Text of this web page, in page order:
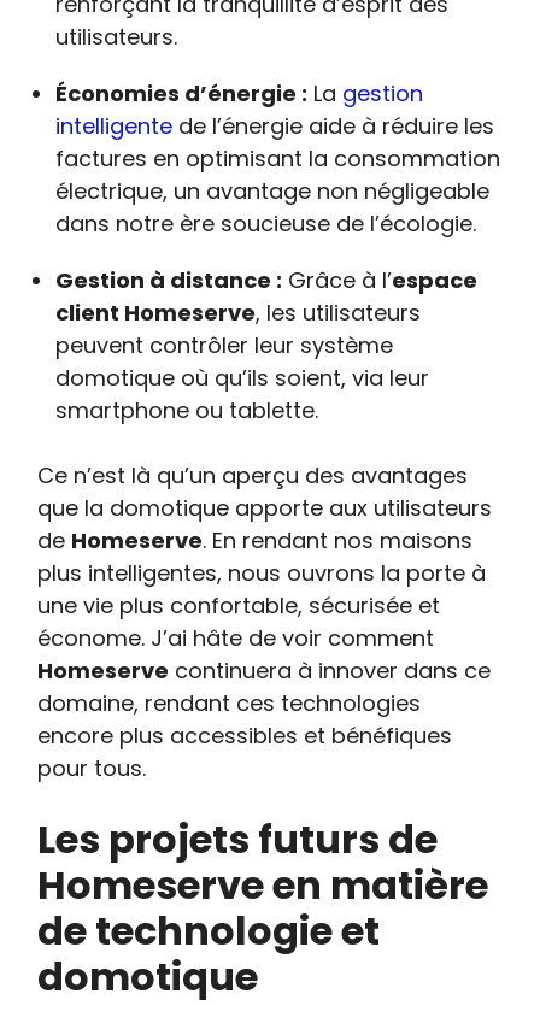
utilisateurs.
Économies d’énergie : La gestion
intelligente de l’énergie aide à réduire les
factures en optimisant la consommation
électrique, un avantage non négligeable
dans notre ère soucieuse de l’écologie.
Gestion à distance : Grâce à l’espace
client Homeserve, les utilisateurs
peuvent contrôler leur système
domotique où qu’ils soient, via leur
smartphone ou tablette.
Ce n’est là qu’un aperçu des avantages
que la domotique apporte aux utilisateurs
de Homeserve. En rendant nos maisons
plus intelligentes, nous ouvrons la porte à
une vie plus confortable, sécurisée et
économe. J’ai hâte de voir comment
Homeserve continuera à innover dans ce
domaine, rendant ces technologies
encore plus accessibles et bénéfiques
pour tous.
Les projets futurs de
Homeserve en matière
de technologie et
domotique